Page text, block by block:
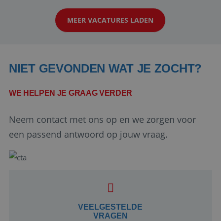
klanten te overtuigen om die droomreis te
boeken! ...
MEER VACATURES LADEN
NIET GEVONDEN WAT JE ZOCHT?
WE HELPEN JE GRAAG VERDER
Neem contact met ons op en we zorgen voor
een passend antwoord op jouw vraag.
VEELGESTELDE
VRAGEN
Google Privacy Policy